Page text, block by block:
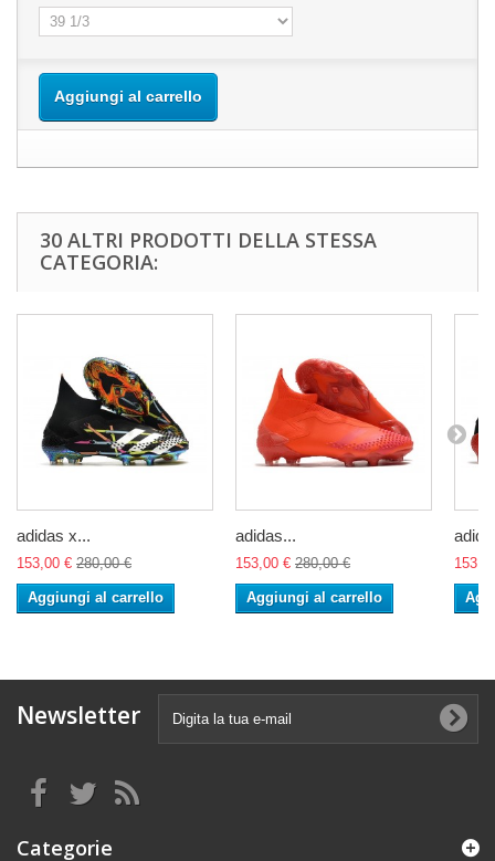
Aggiungi al carrello
30 ALTRI PRODOTTI DELLA STESSA
CATEGORIA:
adidas x...
153,00 € 280,00 €
Aggiungi al carrello
adidas...
153,00 € 280,00 €
Aggiungi al carrello
Newsletter
Categorie